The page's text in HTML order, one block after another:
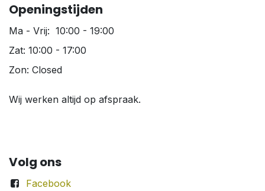
Openingstijden
Ma - Vrij: 10:00 - 19:00
Zat: 10:00 - 17:00
Zon: Closed
Wij werken altijd op afspraak.
Volg ons
Facebook